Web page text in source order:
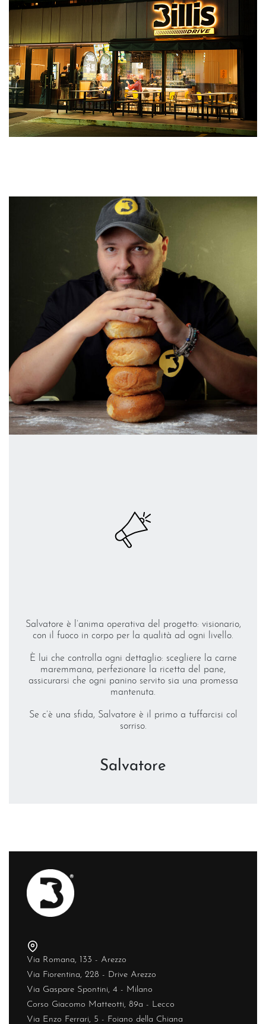
Salvatore è l’anima operativa del progetto: visionario,
con il fuoco in corpo per la qualità ad ogni livello.
È lui che controlla ogni dettaglio: scegliere la carne
maremmana, perfezionare la ricetta del pane,
assicurarsi che ogni panino servito sia una promessa
mantenuta.
Se c’è una sfida, Salvatore è il primo a tuffarcisi col
sorriso.
Salvatore
Via Romana, 133 - Arezzo
Via Fiorentina, 228 - Drive Arezzo
Via Gaspare Spontini, 4 - Milano
Corso Giacomo Matteotti, 89a - Lecco
Via Enzo Ferrari, 5 - Foiano della Chiana